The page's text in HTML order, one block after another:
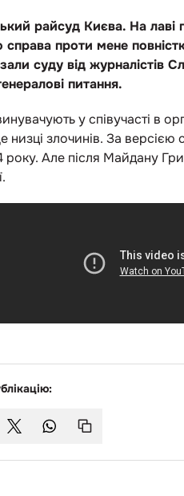
райсуд Києва. На
справа проти мене
зали суду від журналістів
питання.
у співучасті в
низці злочинів. За версією
року. Але після Майдану